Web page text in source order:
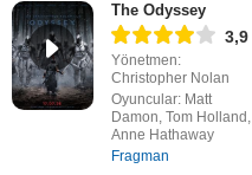
The Odyssey
3,9
Yönetmen:
Christopher Nolan
Oyuncular: Matt
Damon, Tom Holland,
Anne Hathaway
Fragman